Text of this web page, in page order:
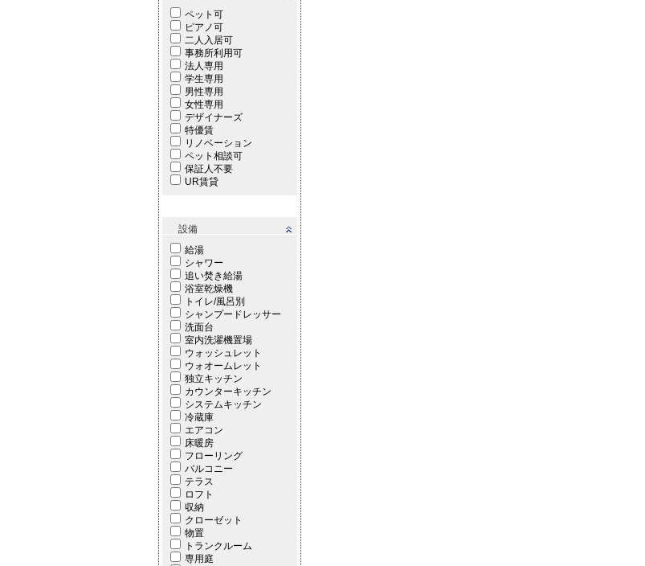
ペット可
ピアノ可
二人入居可
事務所利用可
法人専用
学生専用
男性専用
女性専用
デザイナーズ
特優賃
リノベーション
ペット相談可
保証人不要
UR賃貸
設備
給湯
シャワー
追い焚き給湯
浴室乾燥機
トイレ/風呂別
シャンプードレッサー
洗面台
室内洗濯機置場
ウォッシュレット
ウォオームレット
独立キッチン
カウンターキッチン
システムキッチン
冷蔵庫
エアコン
床暖房
フローリング
バルコニー
テラス
ロフト
収納
クローゼット
物置
トランクルーム
専用庭